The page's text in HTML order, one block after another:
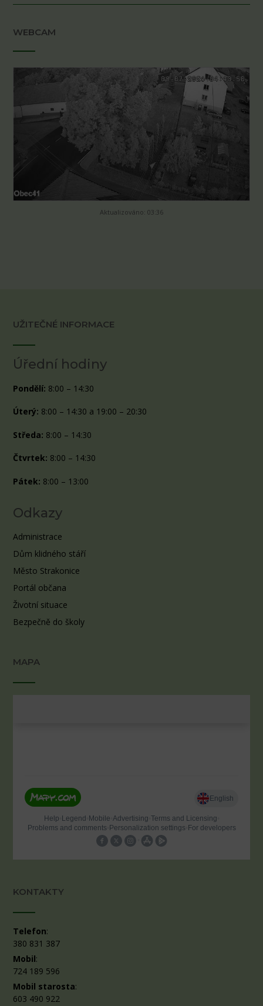
WEBCAM
Aktualizováno: 03:36
UŽITEČNÉ INFORMACE
Úřední hodiny
Pondělí: 8:00 – 14:30
Úterý: 8:00 – 14:30 a 19:00 – 20:30
Středa: 8:00 – 14:30
Čtvrtek: 8:00 – 14:30
Pátek: 8:00 – 13:00
Odkazy
Administrace
Dům klidného stáří
Město Strakonice
Portál občana
Životní situace
Bezpečně do školy
MAPA
KONTAKTY
Telefon:
380 831 387
Mobil:
724 189 596
Mobil starosta:
603 490 922